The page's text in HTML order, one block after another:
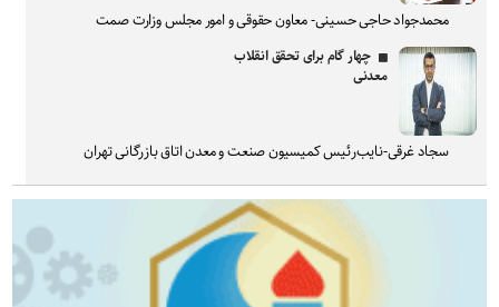
محمدجواد حاجی حسینی- معاون حقوقی و امور مجلس وزارت صمت
چهار گام برای تحقق انقلاب
معدنی
سجاد غرقی-نایب‌رئیس کمیسیون صنعت و معدن اتاق بازرگانی تهران